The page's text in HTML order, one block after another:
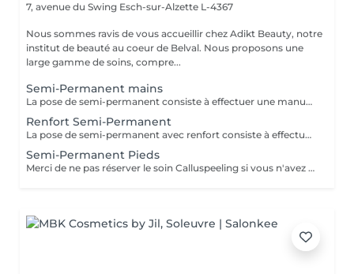
7, avenue du Swing Esch-sur-Alzette L-4367
Nous sommes ravis de vous accueillir chez Adikt Beauty, notre
institut de beauté au coeur de Belval. Nous proposons une
large gamme de soins, compre...
Semi-Permanent mains
La pose de semi-permanent consiste à effectuer une manucure simple et poser un vernis semi-permanent sur les ongles naturels pour une tenue de 3 à 4 semaines. La dépose de semi-permanent consiste à retirer le semi-permanent présent sur les ongles. MERCI DE SÉLECTIONNER LES DÉCORATIONS EN SUPPLÉMENT (french, babyboomer, strass,) QUE VOUS SOUHAITEZ FAIRE À CHAQUE RENDEZ-VOUS.
Renfort Semi-Permanent
La pose de semi-permanent avec renfort consiste à effectuer une manucure simple et poser un vernis semi-permanent sur une base renforçante pour une tenue plus longue, sans casse, pour une tenue de 3 à 4 semaines. MERCI DE SÉLECTIONNER LES DÉCORATIONS EN SUPPLÉMENT (french, babyboomer, strass,) QUE VOUS SOUHAITEZ FAIRE À CHAQUE RENDEZ-VOUS.
Semi-Permanent Pieds
Merci de ne pas réserver le soin Calluspeeling si vous n'avez pas ou très peu de callosités !!! La pose de semi-permanent consiste à limer les ongles, retirer les cuticules et poser un vernis semi-permanent sur les ongles naturels pour une tenue de 3 à 4 semaines. Il est inutile de sélectionner une pédicure en plus du semi-permanent !!! La dépose de semi-permanent consiste à retirer le semi-permanent présent sur les ongles.